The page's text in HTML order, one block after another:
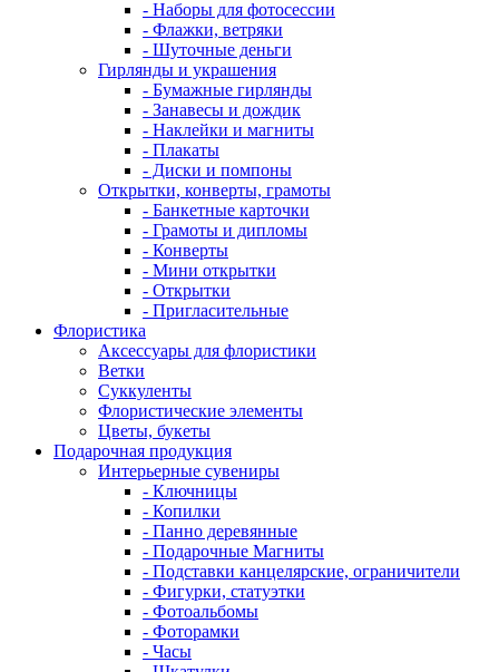
- Наборы для фотосессии
- Флажки, ветряки
- Шуточные деньги
Гирлянды и украшения
- Бумажные гирлянды
- Занавесы и дождик
- Наклейки и магниты
- Плакаты
- Диски и помпоны
Открытки, конверты, грамоты
- Банкетные карточки
- Грамоты и дипломы
- Конверты
- Мини открытки
- Открытки
- Пригласительные
Флористика
Аксессуары для флористики
Ветки
Суккуленты
Флористические элементы
Цветы, букеты
Подарочная продукция
Интерьерные сувениры
- Ключницы
- Копилки
- Панно деревянные
- Подарочные Магниты
- Подставки канцелярские, ограничители
- Фигурки, статуэтки
- Фотоальбомы
- Фоторамки
- Часы